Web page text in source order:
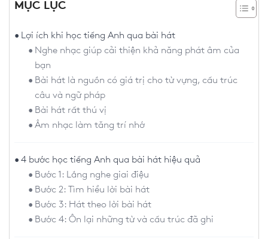
MỤC LỤC
Lợi ích khi học tiếng Anh qua bài hát
Nghe nhạc giúp cải thiện khả năng phát âm của
bạn
Bài hát là nguồn có giá trị cho từ vựng, cấu trúc
câu và ngữ pháp
Bài hát rất thú vị
Âm nhạc làm tăng trí nhớ
4 bước học tiếng Anh qua bài hát hiệu quả
Bước 1: Lắng nghe giai điệu
Bước 2: Tìm hiểu lời bài hát
Bước 3: Hát theo lời bài hát
Bước 4: Ôn lại những từ và cấu trúc đã ghi